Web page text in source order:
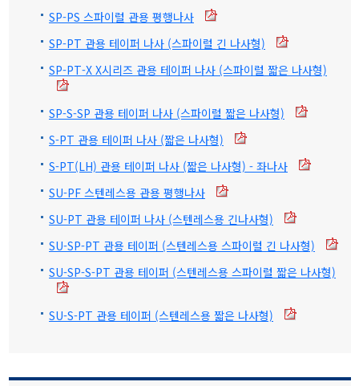
SP-PS 스파이럴 관용 평행나사
SP-PT 관용 테이퍼 나사 (스파이럴 긴 나사형)
SP-PT-X X시리즈 관용 테이퍼 나사 (스파이럴 짧은 나사형)
SP-S-SP 관용 테이퍼 나사 (스파이럴 짧은 나사형)
S-PT 관용 테이퍼 나사 (짧은 나사형)
S-PT(LH) 관용 테이퍼 나사 (짧은 나사형) - 좌나사
SU-PF 스텐레스용 관용 평행나사
SU-PT 관용 테이퍼 나사 (스텐레스용 긴나사형)
SU-SP-PT 관용 테이퍼 (스텐레스용 스파이럴 긴 나사형)
SU-SP-S-PT 관용 테이퍼 (스텐레스용 스파이럴 짧은 나사형)
SU-S-PT 관용 테이퍼 (스텐레스용 짧은 나사형)